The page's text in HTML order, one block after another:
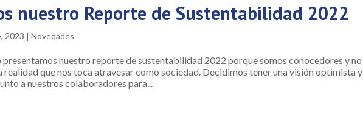
nuestro Reporte de Sustentabilidad 2022
2023 |Novedades
nuestro reporte de sustentabilidad 2022 porque somos conocedores y no
realidad que nos toca atravesar como sociedad. Decidimos tener una visión optimista y
a nuestros colaboradores para...